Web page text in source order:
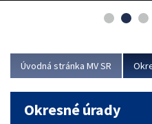
asociácie poisťovní
Viac
Úvodná stránka MV SR
Okresné úrady